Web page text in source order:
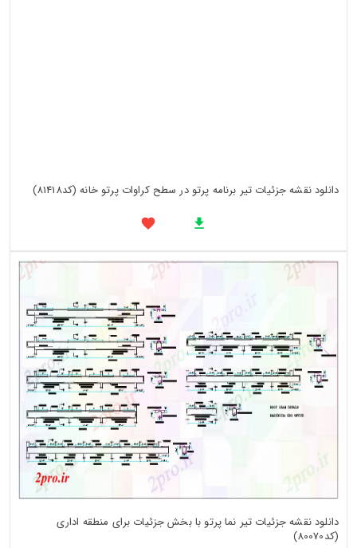
دانلود نقشه جزئیات تیر برنامه پرتو در سطح کراوات پرتو خانه (کد81418)
دانلود نقشه جزئیات تیر نما پرتو با بخش جزئیات برای منطقه اداری
(کد80070)